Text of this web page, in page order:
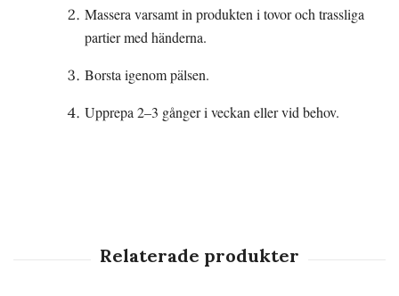
Massera varsamt in produkten i tovor och trassliga
partier med händerna.
Borsta igenom pälsen.
Upprepa 2–3 gånger i veckan eller vid behov.